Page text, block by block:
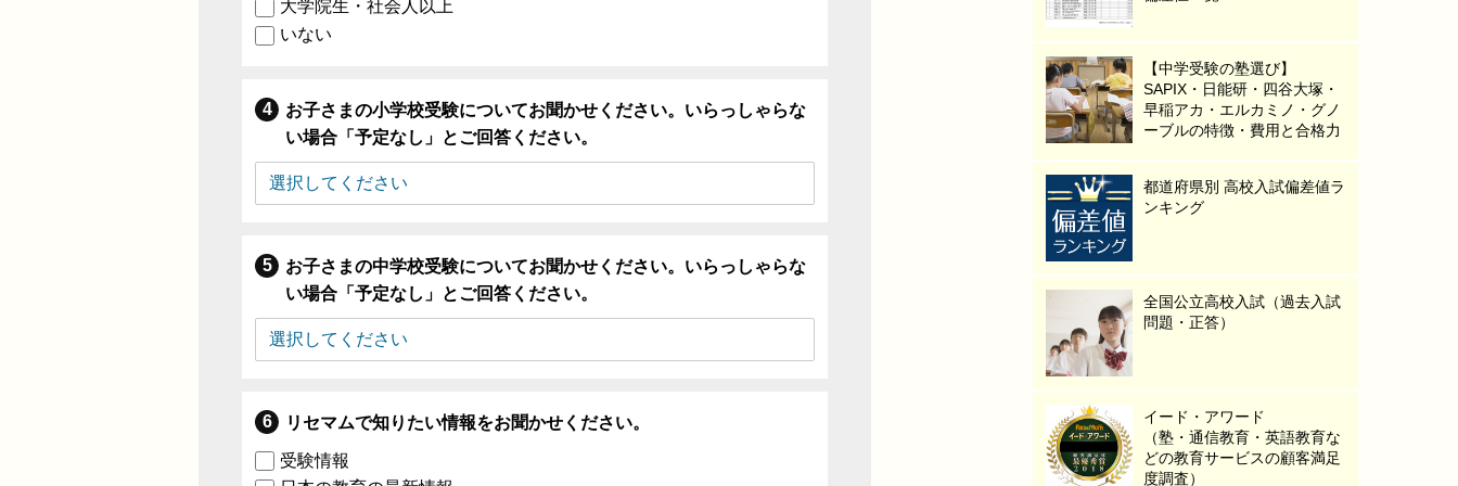
大学院生・社会人以上
いない
お子さまの小学校受験についてお聞かせください。いらっしゃらな
い場合「予定なし」とご回答ください。
お子さまの中学校受験についてお聞かせください。いらっしゃらな
い場合「予定なし」とご回答ください。
リセマムで知りたい情報をお聞かせください。
受験情報
【中学受験の塾選び】
SAPIX・日能研・四谷大塚・
早稲アカ・エルカミノ・グノ
ーブルの特徴・費用と合格力
都道府県別 高校入試偏差値ラ
ンキング
全国公立高校入試（過去入試
問題・正答）
イード・アワード
（塾・通信教育・英語教育な
どの教育サービスの顧客満足
度調査）